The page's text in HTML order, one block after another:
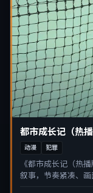
都市成长记（热播
动漫 犯罪
《都市成长记（热
叙事，节奏紧凑、画